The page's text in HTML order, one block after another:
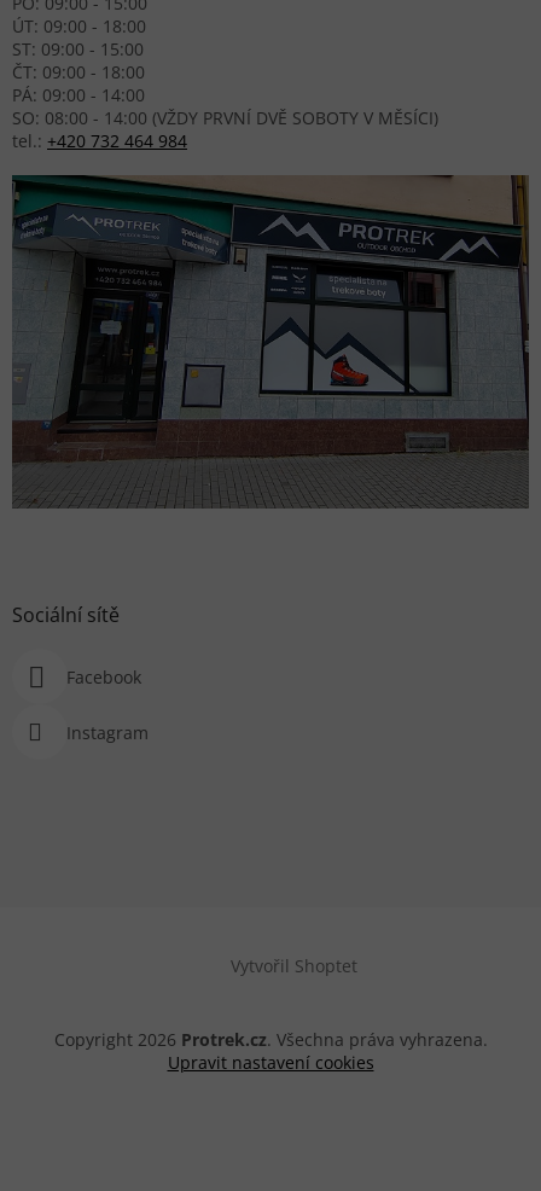
ÚT: 09:00 - 18:00
ST: 09:00 - 15:00
ČT: 09:00 - 18:00
PÁ: 09:00 - 14:00
SO: 08:00 - 14:00 (VŽDY PRVNÍ DVĚ SOBOTY V MĚSÍCI)
tel.: +420 732 464 984
Sociální sítě
Facebook
Instagram
Vytvořil Shoptet
Copyright 2026 Protrek.cz. Všechna práva vyhrazena.
Upravit nastavení cookies